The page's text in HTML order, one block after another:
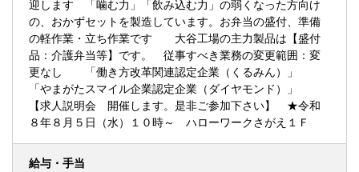
迎します 「噛む力」「飲み込む力」の弱くなった方向け
の、おかずセットを製造しています。お弁当の盛付、準備
の軽作業・立ち作業です 大谷工場の主力製品は【盛付
品：介護弁当等】です。 従事すべき業務の変更範囲：変
更なし 「働き方改革関連認定企業（くるみん）」
「やまがたスマイル企業認定企業（ダイヤモンド）」
【求人説明会 開催します。是非ご参加下さい】 ★令和
８年８月５日（水）１０時～ ハローワークさがえ１Ｆ
給与・手当